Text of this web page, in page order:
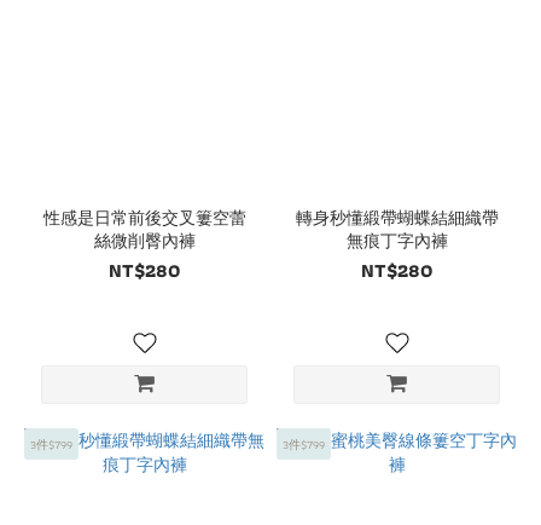
性感是日常前後交叉簍空蕾
絲微削臀內褲
NT$280
轉身秒懂緞帶蝴蝶結細織帶
無痕丁字內褲
NT$280
3件$799 3件$799